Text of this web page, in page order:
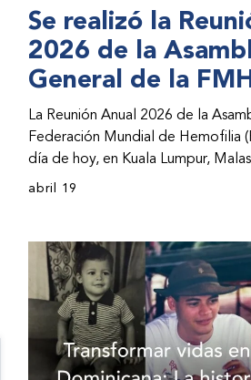
Se realizó la
2026 de la
General de la
La Reunión Anual 2026 de la
Federación Mundial de Hemofilia
día de hoy, en Kuala Lumpur,
Congreso Mundial 2026 de la
avances por parte de la dirección
evento asistieron representantes
nacionales miembros (ONM) de
interesadas.
abril 19